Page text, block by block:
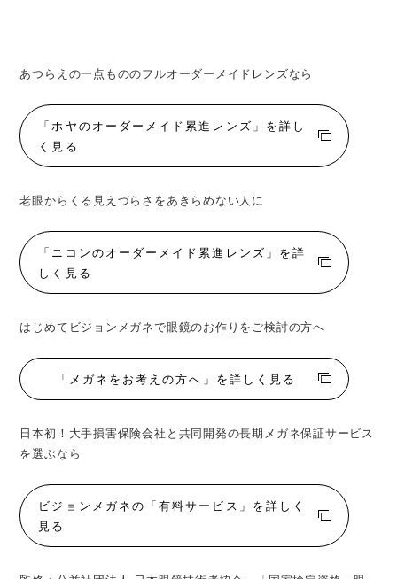
あつらえの一点もののフルオーダーメイドレンズなら
「ホヤのオーダーメイド累進レンズ」を詳し
く見る
老眼からくる見えづらさをあきらめない人に
「ニコンのオーダーメイド累進レンズ」を詳
しく見る
はじめてビジョンメガネで眼鏡のお作りをご検討の方へ
「メガネをお考えの方へ」を詳しく見る
日本初！大手損害保険会社と共同開発の長期メガネ保証サービス
を選ぶなら
ビジョンメガネの「有料サービス」を詳しく
見る